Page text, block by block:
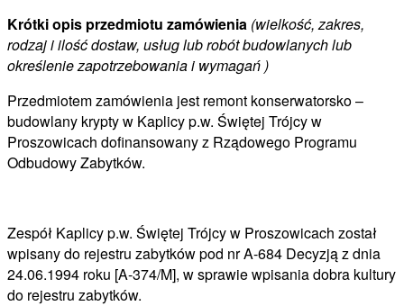
Krótki opis przedmiotu zamówienia (wielkość, zakres,
rodzaj i ilość dostaw, usług lub robót budowlanych lub
określenie zapotrzebowania i wymagań )
Przedmiotem zamówienia jest remont konserwatorsko –
budowlany krypty w Kaplicy p.w. Świętej Trójcy w
Proszowicach dofinansowany z Rządowego Programu
Odbudowy Zabytków.
Zespół Kaplicy p.w. Świętej Trójcy w Proszowicach został
wpisany do rejestru zabytków pod nr A-684 Decyzją z dnia
24.06.1994 roku [A-374/M], w sprawie wpisania dobra kultury
do rejestru zabytków.